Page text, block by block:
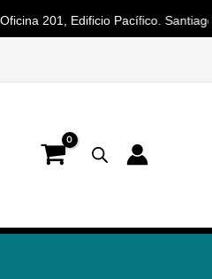
201, Edificio Pacífico. Santiago
📢 ¡OFERTAS! 🔥